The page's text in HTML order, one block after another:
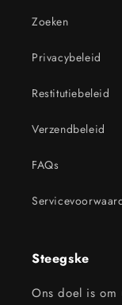
Zoeken
Privacybeleid
Restitutiebeleid
Verzendbeleid
FAQs
Steegske
Ons doel is